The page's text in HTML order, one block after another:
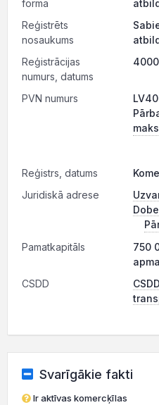
forma
Reģistrēts
nosaukums
Reģistrācijas
numurs, datums
PVN numurs
Reģistrs, datums
Juridiskā adrese
Pamatkapitāls
750
CSDD
Svarīgākie fakti
Ir aktīvas komercķīlas